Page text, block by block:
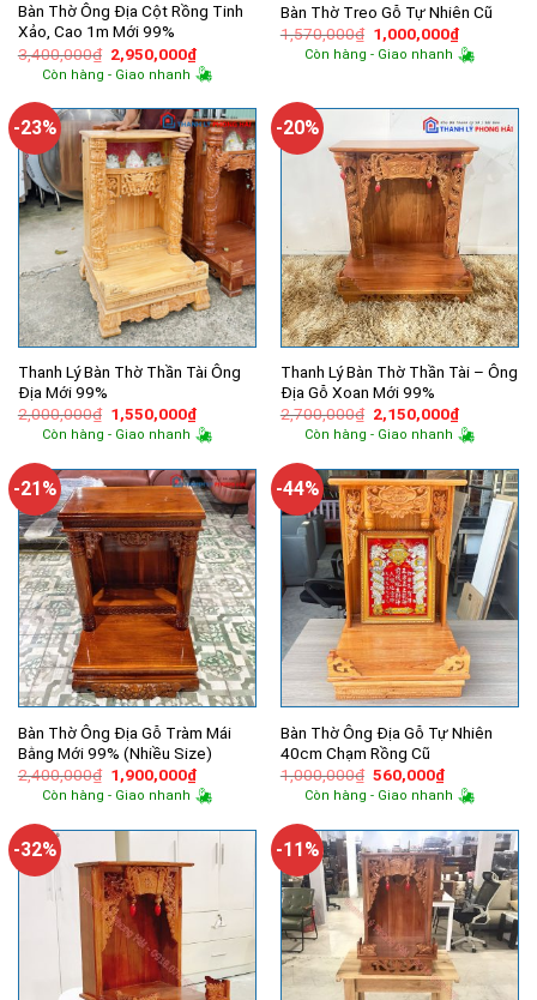
Bàn Thờ Ông Địa Cột Rồng Tinh
Xảo, Cao 1m Mới 99%
3,400,000₫ Giá
gốc
là:
2,950,000₫Giá
hiện
tại
2,950,000₫.
Còn hàng - Giao nhanh
Bàn Thờ Treo Gỗ Tự Nhiên Cũ
1,570,000₫ Giá
gốc
là:
1,000,000₫Giá
hiện
tại
Còn hàng - Giao nhanh
-23%
Thanh Lý Bàn Thờ Thần Tài Ông
Địa Mới 99%
2,000,000₫ Giá
gốc
là:
1,550,000₫Giá
hiện
tại
1,550,000₫.
Còn hàng - Giao nhanh
-20%
Thanh Lý Bàn Thờ Thần Tài – Ông
Địa Gỗ Xoan Mới 99%
2,700,000₫ Giá
gốc
là:
2,150,000₫Giá
hiện
tại
Còn hàng - Giao nhanh
-21%
Bàn Thờ Ông Địa Gỗ Tràm Mái
Bằng Mới 99% (Nhiều Size)
2,400,000₫ Giá
gốc
là:
1,900,000₫Giá
hiện
tại
1,900,000₫.
Còn hàng - Giao nhanh
-44%
Bàn Thờ Ông Địa Gỗ Tự Nhiên
40cm Chạm Rồng Cũ
1,000,000₫ Giá
gốc
là:
560,000₫Giá
hiện
tại
560,000₫.
Còn hàng - Giao nhanh
-32% -11%